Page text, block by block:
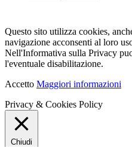
Questo sito utilizza cookies,
navigazione acconsenti al loro
Nell'Informativa sulla Privacy
l'eventuale disabilitazione.
Accetto Maggiori informazioni
Privacy & Cookies Policy
Chiudi